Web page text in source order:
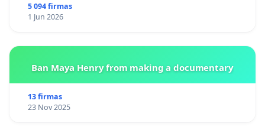
5 094 firmas
1 Jun 2026
Ban Maya Henry from making a documentary
13 firmas
23 Nov 2025